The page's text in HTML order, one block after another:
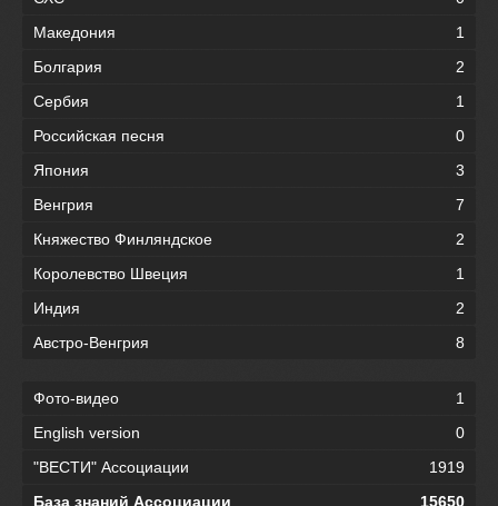
Македония
1
Болгария
2
Сербия
1
Российская песня
0
Япония
3
Венгрия
7
Княжество Финляндское
2
Королевство Швеция
1
Индия
2
Австро-Венгрия
8
Фото-видео
1
English version
0
"ВЕСТИ" Ассоциации
1919
База знаний Ассоциации
15650